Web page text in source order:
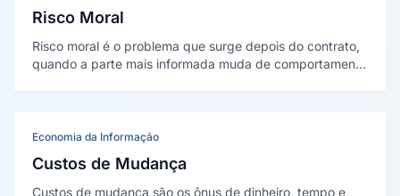
Risco Moral
Risco moral é o problema que surge depois do contrato,
quando a parte mais informada muda de comportamento
Economia da Informação
Custos de Mudança
Custos de mudança são os ônus de dinheiro, tempo e